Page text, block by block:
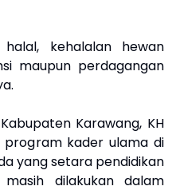
kehalalan hewan
maupun perdagangan
Karawang, KH
program kader ulama di
yang setara pendidikan
dilakukan dalam